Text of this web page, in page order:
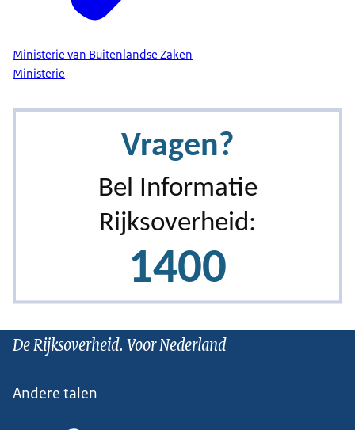
Ministerie van Buitenlandse Zaken
Ministerie
De Rijksoverheid. Voor Nederland
Andere talen